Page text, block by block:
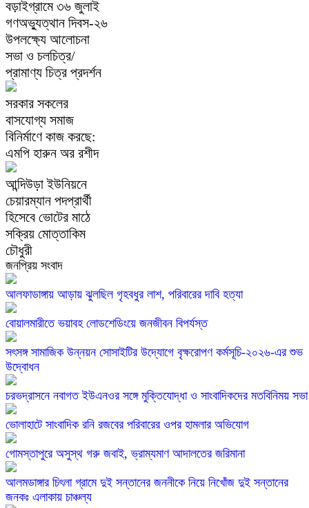
গণঅভ্যুত্থান দিবস-২৬
উপলক্ষ্যে আলোচনা
সভা ও চলচিত্র/
প্রামাণ্য চিত্র প্রদর্শন
সরকার সকলের
বাসযোগ্য সমাজ
বিনির্মাণে কাজ করছে:
এমপি হারুন অর রশীদ
আন্দিউড়া ইউনিয়নে
চেয়ারম্যান পদপ্রার্থী
হিসেবে ভোটের মাঠে
সক্রিয় মোত্তাকিম
চৌধুরী
জনপ্রিয় সংবাদ
আলফাডাঙ্গায় আড়ায় ঝুলছিল গৃহবধুর লাশ, পরিবারের দাবি হত্যা
বোয়ালমারীতে ভয়াবহ লোডশেডিংয়ে জনজীবন বিপর্যস্ত
সৎসঙ্গ সামাজিক উন্নয়ন সোসাইটির উদ্যোগে বৃক্ষরোপণ কর্মসূচি-২০২৬-এর শুভ
উদ্বোধন
চরভদ্রাসনে নবাগত ইউএনওর সঙ্গে মুক্তিযোদ্ধা ও সাংবাদিকদের মতবিনিময় সভা
ভোলাহাটে সাংবাদিক রনি রজবের পরিবারের ওপর হামলার অভিযোগ
গোমস্তাপুরে অসুস্থ গরু জবাই, ভ্রাম্যমাণ আদালতের জরিমানা
আলমডাঙ্গার চিৎলা গ্রামে দুই সন্তানের জননীকে নিয়ে নিখোঁজ দুই সন্তানের
জনকঃ এলাকায় চাঞ্চল্য